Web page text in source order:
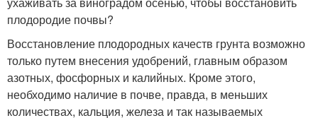
плодородие почвы?
Восстановление плодородных качеств грунта возможно
только путем внесения удобрений, главным образом
азотных, фосфорных и калийных. Кроме этого,
необходимо наличие в почве, правда, в меньших
количествах, кальция, железа и так называемых